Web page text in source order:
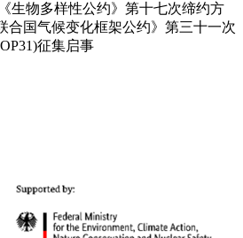
生物多样性公约》第十七次缔约方
合国气候变化框架公约》第三十一次
征集启事